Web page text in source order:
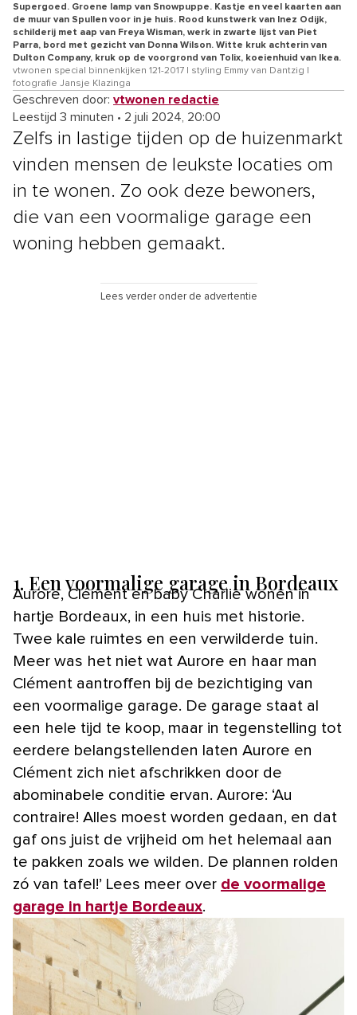
Supergoed. Groene lamp van Snowpuppe. Kastje en veel kaarten aan
de muur van Spullen voor in je huis. Rood kunstwerk van Inez Odijk,
schilderij met aap van Freya Wisman, werk in zwarte lijst van Piet
Parra, bord met gezicht van Donna Wilson. Witte kruk achterin van
Dulton Company, kruk op de voorgrond van Tolix, koeienhuid van Ikea.
vtwonen special binnenkijken 121-2017 | styling Emmy van Dantzig |
fotografie Jansje Klazinga
Geschreven door: vtwonen redactie
Leestijd 3 minuten • 2 juli 2024, 20:00
Zelfs in lastige tijden op de huizenmarkt
vinden mensen de leukste locaties om
in te wonen. Zo ook deze bewoners,
die van een voormalige garage een
woning hebben gemaakt.
Lees verder onder de advertentie
1. Een voormalige garage in Bordeaux
Aurore, Clément en baby Charlie wonen in
hartje Bordeaux, in een huis met historie.
Twee kale ruimtes en een verwilderde tuin.
Meer was het niet wat Aurore en haar man
Clément aantroffen bij de bezichtiging van
een voormalige garage. De garage staat al
een hele tijd te koop, maar in tegenstelling tot
eerdere belangstellenden laten Aurore en
Clément zich niet afschrikken door de
abominabele conditie ervan. Aurore: ‘Au
contraire! Alles moest worden gedaan, en dat
gaf ons juist de vrijheid om het helemaal aan
te pakken zoals we wilden. De plannen rolden
zó van tafel!’ Lees meer over de voormalige
garage in hartje Bordeaux.